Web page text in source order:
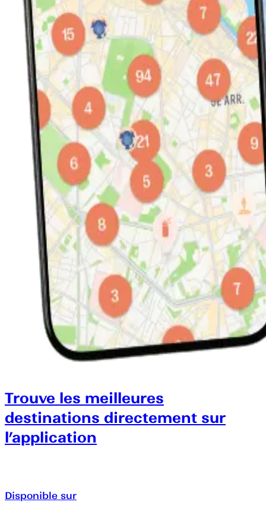
Trouve les meilleures
destinations directement sur
l’application
Disponible sur